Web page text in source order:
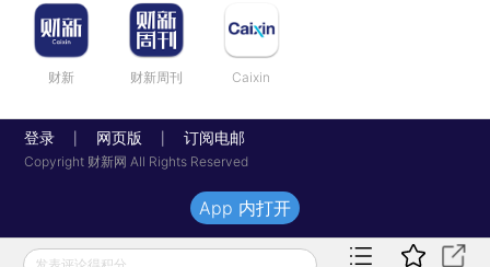
财新 财新周刊 Caixin
登录 网页版 订阅电邮
Copyright 财新网 All Rights Reserved
发表评论得积分
App 内打开